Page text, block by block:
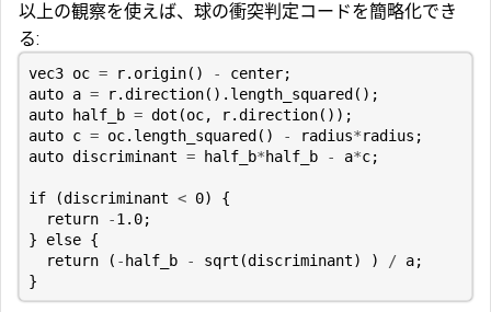
以上の観察を使えば、球の衝突判定コードを簡略化でき
る:
vec3 oc = r. origin() - center;
auto a = r.direction(). length_squared ();
auto
half_b = dot (oc, r.direction());
auto c = oc. length_squared () - radius*radius ;
auto discriminant = half_b*half_b - a*c;
if (discriminant < 0)
{
return
-1.0;
}
else {
return
( - half_b - sqrt (discriminant) ) / a;
}